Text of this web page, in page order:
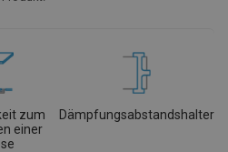
zum
einer
Dämpfungsabstandshalter